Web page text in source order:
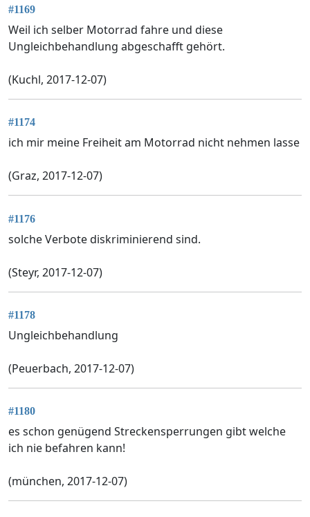
#1169
Weil ich selber Motorrad fahre und diese
Ungleichbehandlung abgeschafft gehört.
(Kuchl, 2017-12-07)
#1174
ich mir meine Freiheit am Motorrad nicht nehmen lasse
(Graz, 2017-12-07)
#1176
solche Verbote diskriminierend sind.
(Steyr, 2017-12-07)
#1178
Ungleichbehandlung
(Peuerbach, 2017-12-07)
#1180
es schon genügend Streckensperrungen gibt welche
ich nie befahren kann!
(münchen, 2017-12-07)